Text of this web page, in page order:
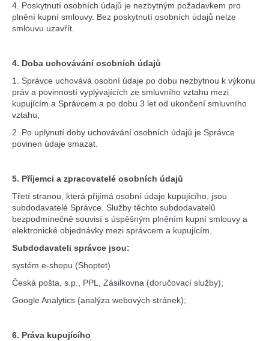
4. Poskytnutí osobních údajů je nezbytným požadavkem pro
plnění kupní smlouvy. Bez poskytnutí osobních údajů nelze
smlouvu uzavřít.
4. Doba uchovávání osobních údajů
1. Správce uchovává osobní údaje po dobu nezbytnou k výkonu
práv a povinností vyplývajících ze smluvního vztahu mezi
kupujícím a Správcem a po dobu 3 let od ukončení smluvního
vztahu;
2. Po uplynutí doby uchovávání osobních údajů je Správce
povinen údaje smazat.
5. Příjemci a zpracovatelé osobních údajů
Třetí stranou, která přijímá osobní údaje kupujícího, jsou
subdodavatelé Správce. Služby těchto subdodavatelů
bezpodmínečně souvisí s úspěšným plněním kupní smlouvy a
elektronické objednávky mezi správcem a kupujícím.
Subdodavateli správce jsou:
systém e-shopu (Shoptet)
Česká pošta, s.p., PPL, Zásilkovna (doručovací služby);
Google Analytics (analýza webových stránek);
6. Práva kupujícího